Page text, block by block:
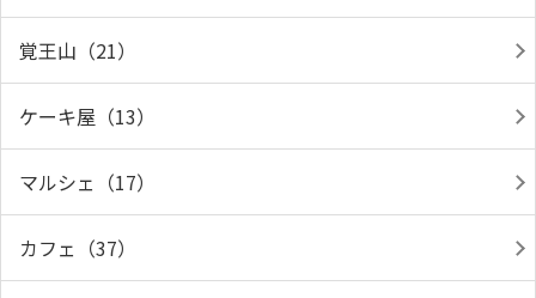
覚王山（21）
ケーキ屋（13）
マルシェ（17）
カフェ（37）